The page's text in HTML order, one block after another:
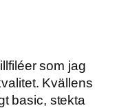
som jag
Kvällens
basic, stekta